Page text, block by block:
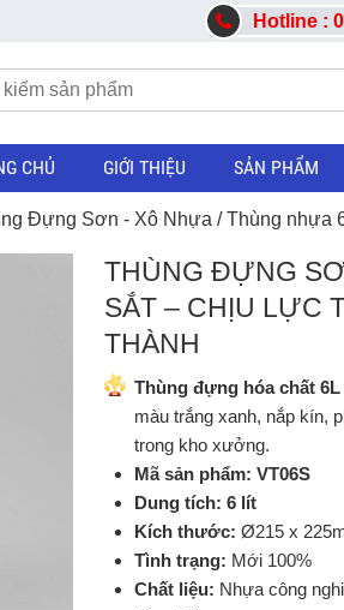
Hotline :
CHỦ GIỚI THIỆU SẢN PHẨM
Đựng Sơn - Xô Nhựa / Thùng nhựa
THÙNG ĐỰNG
SẮT – CHỊU LỰC
THÀNH
Thùng đựng hóa chất 6L
màu trắng xanh, nắp kín,
trong kho xưởng.
Mã sản phẩm: VT06S
Dung tích: 6 lít
Kích thước: Ø215 x
Tình trạng: Mới 100%
Chất liệu: Nhựa công